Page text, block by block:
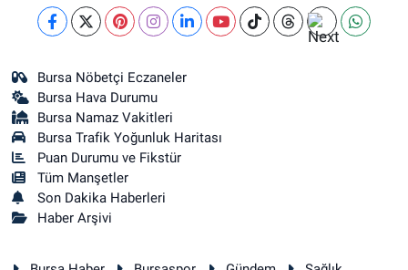
Bursa Nöbetçi Eczaneler
Bursa Hava Durumu
Bursa Namaz Vakitleri
Bursa Trafik Yoğunluk Haritası
Puan Durumu ve Fikstür
Tüm Manşetler
Son Dakika Haberleri
Haber Arşivi